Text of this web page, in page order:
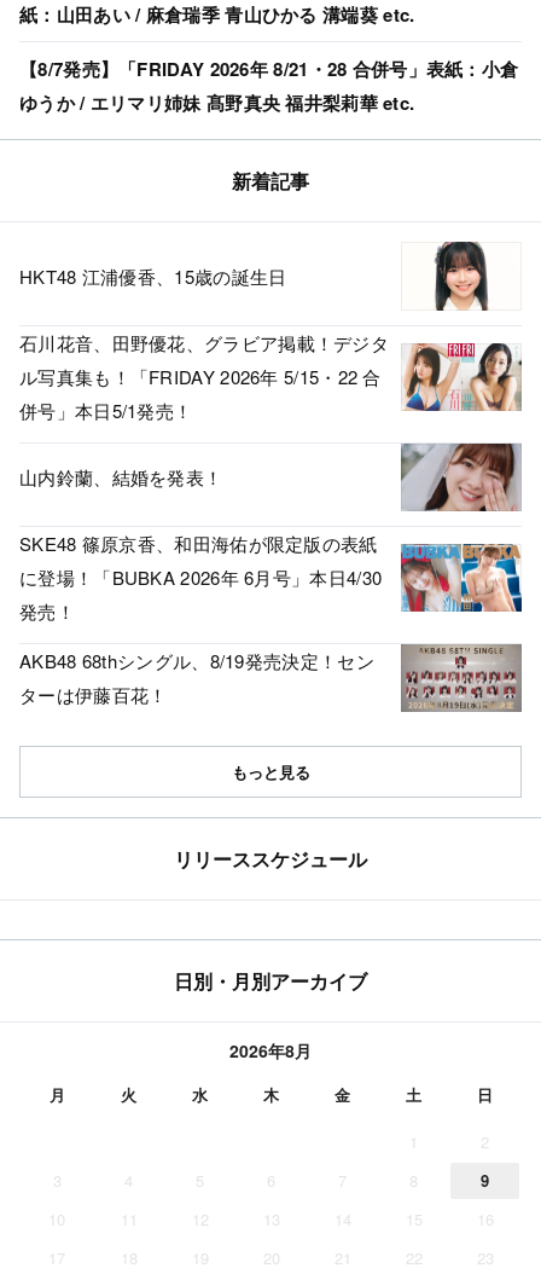
紙：山田あい / 麻倉瑞季 青山ひかる 溝端葵 etc.
【8/7発売】「FRIDAY 2026年 8/21・28 合併号」表紙：小倉
ゆうか / エリマリ姉妹 髙野真央 福井梨莉華 etc.
新着記事
HKT48 江浦優香、15歳の誕生日
石川花音、田野優花、グラビア掲載！デジタ
ル写真集も！「FRIDAY 2026年 5/15・22 合
併号」本日5/1発売！
山内鈴蘭、結婚を発表！
SKE48 篠原京香、和田海佑が限定版の表紙
に登場！「BUBKA 2026年 6月号」本日4/30
発売！
AKB48 68thシングル、8/19発売決定！セン
ターは伊藤百花！
もっと見る
リリーススケジュール
日別・月別アーカイブ
2026年8月
月 火 水 木 金 土 日
1
2
3
4 5 6 7 8
9
10
11 12 13 14 15
16
17
18 19 20 21 22
23